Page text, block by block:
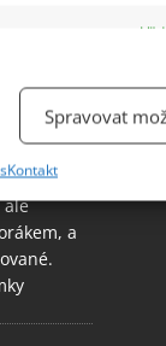
a
a obsahu,
Spravovat
Kontakt
a
ale
a